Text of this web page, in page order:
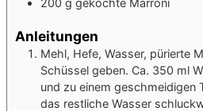
200 g gekochte Marroni
Anleitungen
Mehl, Hefe, Wasser, pürierte
Schüssel geben. Ca. 350 ml
und zu einem geschmeidigen
das restliche Wasser